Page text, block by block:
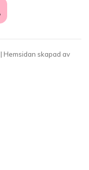
Hemsidan skapad av